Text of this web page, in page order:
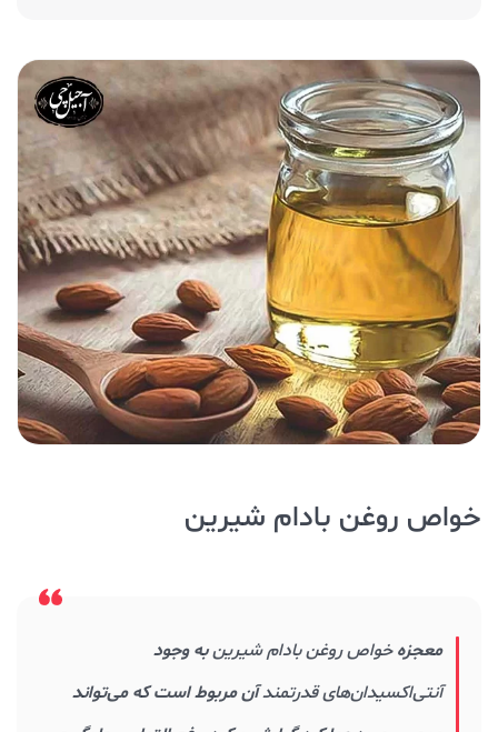
خواص روغن بادام شيرين
معجزهخواص روغن بادام شيرينبه وجود
آنتی‌اکسیدان‌های قدرتمندآن مربوط است که می‌تواند